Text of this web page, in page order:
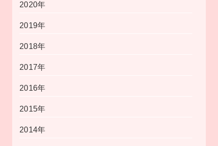
2020年
2019年
2018年
2017年
2016年
2015年
2014年